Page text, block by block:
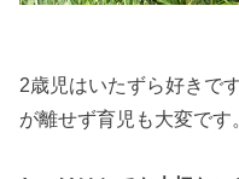
2歳児はいたずら好きで
が離せず育児も大変です